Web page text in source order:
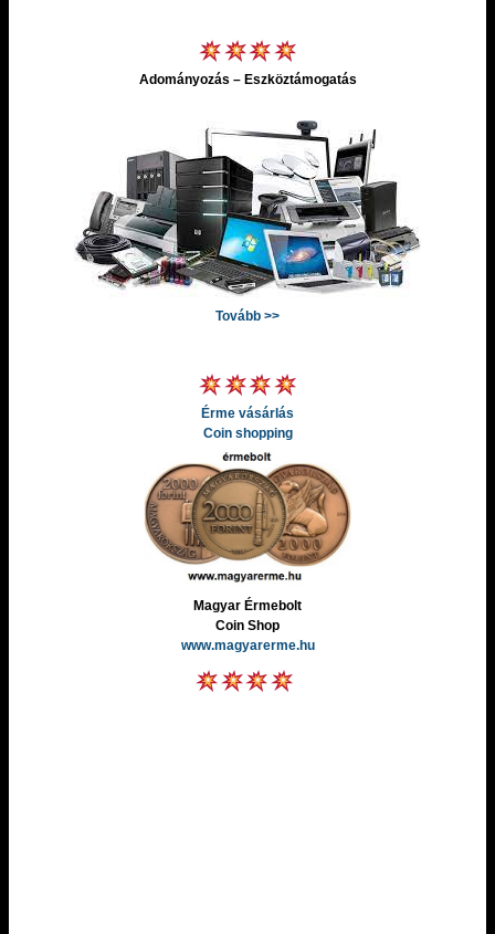
Adományozás – Eszköztámogatás
Tovább >>
Érme vásárlás
Coin shopping
Magyar Érmebolt
Coin Shop
www.magyarerme.hu